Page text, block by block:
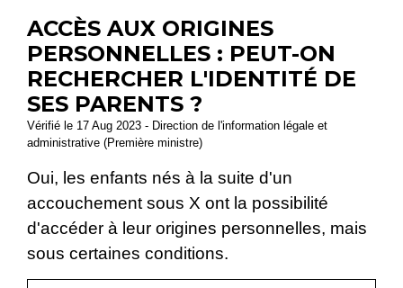
ACCÈS AUX ORIGINES
PERSONNELLES : PEUT-ON
RECHERCHER L'IDENTITÉ DE
SES PARENTS ?
Vérifié le 17 Aug 2023 - Direction de l'information légale et
administrative (Première ministre)
Oui, les enfants nés à la suite d'un
accouchement sous X ont la possibilité
d'accéder à leur origines personnelles, mais
sous certaines conditions.